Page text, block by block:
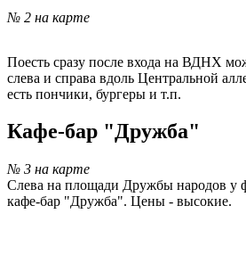
№ 2 на карте
Поесть сразу после входа на ВДНХ
слева и справа вдоль Центральной
есть пончики, бургеры и т.п.
Кафе-бар "Дружба"
№ 3 на карте
Слева на площади Дружбы народов у
кафе-бар "Дружба". Цены - высокие.